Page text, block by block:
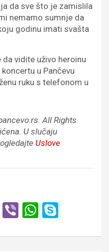
da sve što je zamislila
nemamo sumnje da
godinu imati svašta
da vidite uživo heroinu
u Pančevu
ruku s telefonom u
All Rights
U slučaju
Uslove
M Vi
er
W
at p